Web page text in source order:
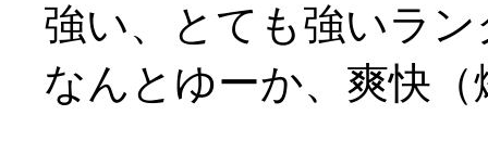
強い、とても強いラ
なんとゆーか、爽快（